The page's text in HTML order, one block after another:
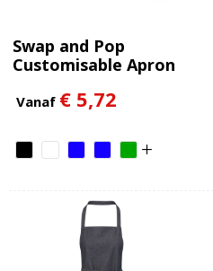
Swap and Pop
Customisable Apron
Vanaf € 5,72